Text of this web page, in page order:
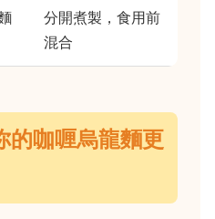
分開煮製，食用前
混合
的咖喱烏龍麵更